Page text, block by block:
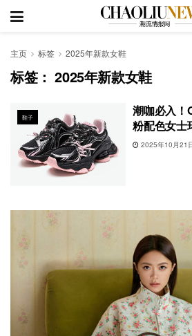
主页 标签 2025年新款女鞋
标签：2025年新款女鞋
鞋子
潮咖必入！
粉配色女士
2025年10月21